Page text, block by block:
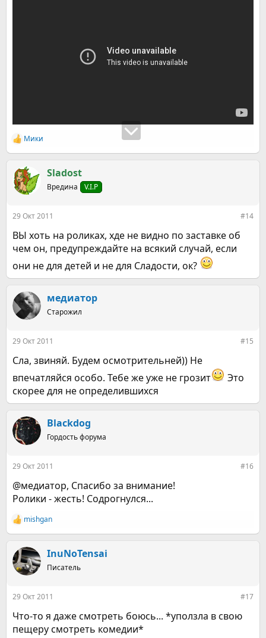
Р
е
к
ц
и
Мики
Sladost
Вредина V.I.P
29 Окт 2011 #14
ВЫ хоть на роликах, хде не видно по заставке об
чем он, предупреждайте на всякий случай, если
они не для детей и не для Сладости, ок?
медиатор
Старожил
29 Окт 2011 #15
Сла, звиняй. Будем осмотрительней)) Не
впечатляйся особо. Тебе же уже не грозит
Это
скорее для не определившихся
Blackdog
Гордость форума
29 Окт 2011 #16
@медиатор, Спасибо за внимание!
Ролики - жесть! Содрогнулся...
Р
е
к
ц
и
mishgan
InuNoTensai
Писатель
29 Окт 2011 #17
Что-то я даже смотреть боюсь... *уползла в свою
пещеру смотреть комедии*